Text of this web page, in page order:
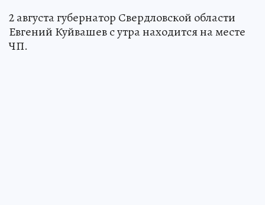
2 августа губернатор Свердловской области
Евгений Куйвашев с утра находится на месте
ЧП.